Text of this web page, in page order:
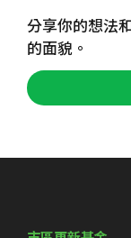
分享你的想法
的面貌。